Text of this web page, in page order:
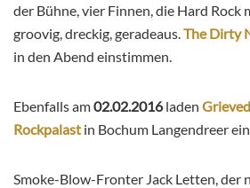
der Bühne, vier Finnen, die Hard Rock
groovig, dreckig, geradeaus. The Dirty
in den Abend einstimmen.
Ebenfalls am02.02.2016laden Grieved
Rockpalast in Bochum Langendreer ein.
Smoke-Blow-Fronter Jack Letten, der